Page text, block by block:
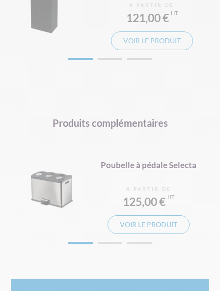
À PARTIR DE
121,00 €
VOIR LE PRODUIT
Produits complémentaires
Poubelle à pédale Selecta
À PARTIR DE
125,00 €
VOIR LE PRODUIT